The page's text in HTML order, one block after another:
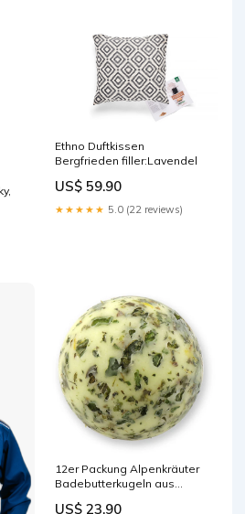
Ethno Duftkissen
Bergfrieden filler:Lavendel
US$ 59.90
★★★★★ 5.0 (22 reviews)
12er Packung Alpenkräuter
Badebutterkugeln aus
US$ 23.90